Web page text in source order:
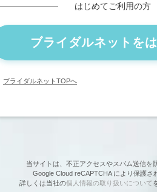
はじめてご利用の方
ブライダルネットを
ブライダルネットTOPへ
当サイトは、不正アクセスやスパム送信を
Google Cloud reCAPTCHA により保護さ
詳しくは当社の個人情報の取り扱いについて